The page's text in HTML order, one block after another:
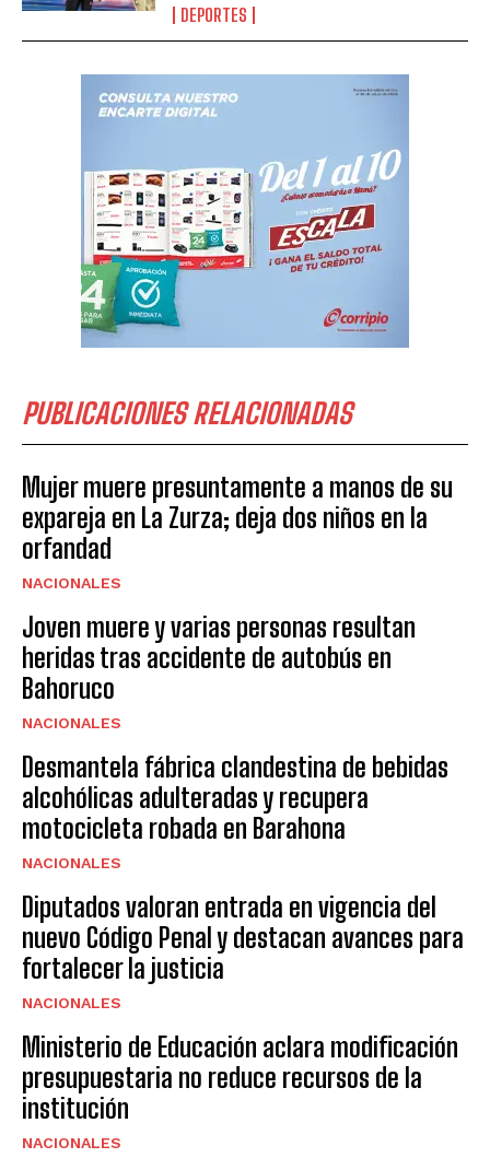
DEPORTES
PUBLICACIONES RELACIONADAS
Mujer muere presuntamente a manos de su
expareja en La Zurza; deja dos niños en la
orfandad
NACIONALES
Joven muere y varias personas resultan
heridas tras accidente de autobús en
Bahoruco
NACIONALES
Desmantela fábrica clandestina de bebidas
alcohólicas adulteradas y recupera
motocicleta robada en Barahona
NACIONALES
Diputados valoran entrada en vigencia del
nuevo Código Penal y destacan avances para
fortalecer la justicia
NACIONALES
Ministerio de Educación aclara modificación
presupuestaria no reduce recursos de la
institución
NACIONALES